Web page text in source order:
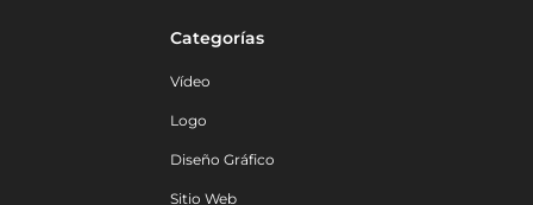
Categorías
Vídeo
Logo
Diseño Gráfico
Sitio Web